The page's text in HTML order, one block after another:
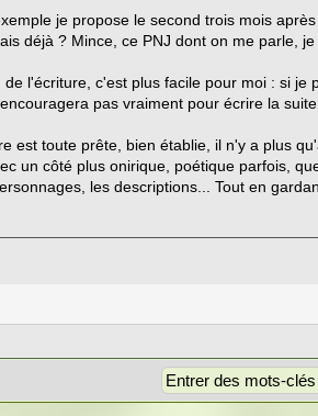
je propose le second trois mois
déjà ? Mince, ce PNJ dont on me parle,
l'écriture, c'est plus facile pour moi : si je
pas vraiment pour écrire la
est toute prête, bien établie, il n'y a plus
un côté plus onirique, poétique parfois,
les descriptions... Tout en